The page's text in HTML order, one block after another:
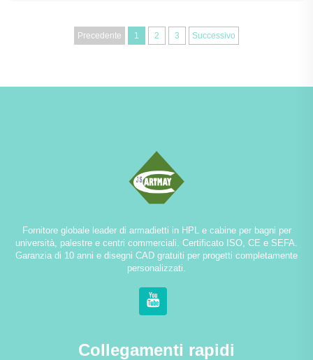
Precedente 1 2 3 Successivo
Fornitore globale leader di armadietti in HPL e cabine per bagni per
università, palestre e centri commerciali. Certificato ISO, CE e SEFA.
Garanzia di 10 anni e disegni CAD gratuiti per progetti completamente
personalizzati.
Collegamenti rapidi